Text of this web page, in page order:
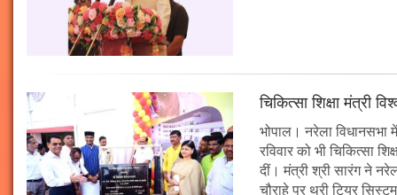
चिकित्सा शिक्षा मंत्री
भोपाल। नरेला विधानसभा
रविवार को भी चिकित्सा
दीं। मंत्री श्री सारंग ने
चौराहे पर थ्री टियर